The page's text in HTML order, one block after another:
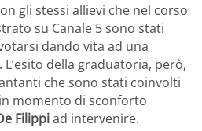
gli stessi allievi che nel corso
su Canale 5 sono stati
dando vita ad una
della graduatoria, però,
che sono stati coinvolti
momento di sconforto
Filippiad intervenire.